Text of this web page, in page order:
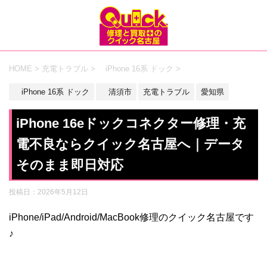
HOME > 充電トラブル > iPhone 16系 ドック >
iPhone 16系 ドック 清須市 充電トラブル 愛知県
iPhone 16eドックコネクター修理・充
電不良ならクイック名古屋へ｜データ
そのまま即日対応
投稿日： 2026年5月12日
iPhone/iPad/Android/MacBook修理のクイック名古屋です
♪